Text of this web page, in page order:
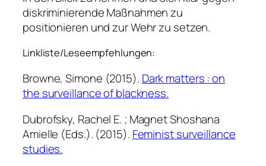
diskriminierende Maßnahmen zu
positionieren und zur Wehr zu setzen.
Linkliste/Leseempfehlungen:
Browne, Simone (2015). Dark matters : on
the surveillance of blackness.
Dubrofsky, Rachel E. ; Magnet Shoshana
Amielle (Eds.). (2015). Feminist surveillance
studies.